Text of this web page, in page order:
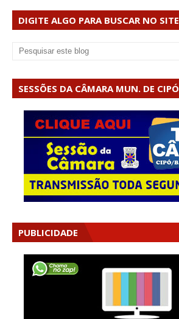
DIGITE ALGO PARA BUSCAR NO SITE
SESSÕES DA CÂMARA MUN. DE CIPÓ
PUBLICIDADE